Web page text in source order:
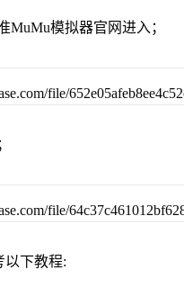
MuMu模拟器官网进入；
以下教程: